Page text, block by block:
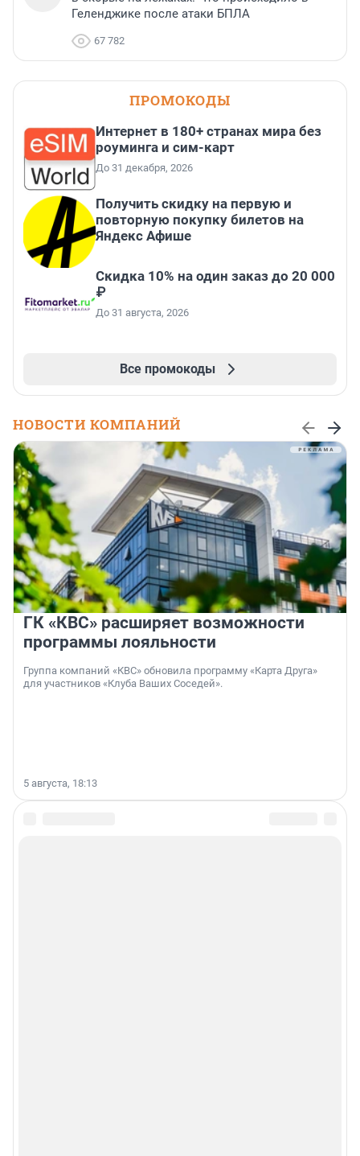
Геленджике после атаки БПЛА
67 782
ПРОМОКОДЫ
Интернет в 180+ странах мира без
роуминга и сим-карт
До 31 декабря, 2026
Получить скидку на первую и
повторную покупку билетов на
Яндекс Афише
Скидка 10% на один заказ до 20 000
₽
До 31 августа, 2026
Все промокоды
НОВОСТИ КОМПАНИЙ
ГК «КВС» расширяет возможности
программы лояльности
Группа компаний «КВС» обновила программу «Карта Друга»
для участников «Клуба Ваших Соседей».
5 августа, 18:13